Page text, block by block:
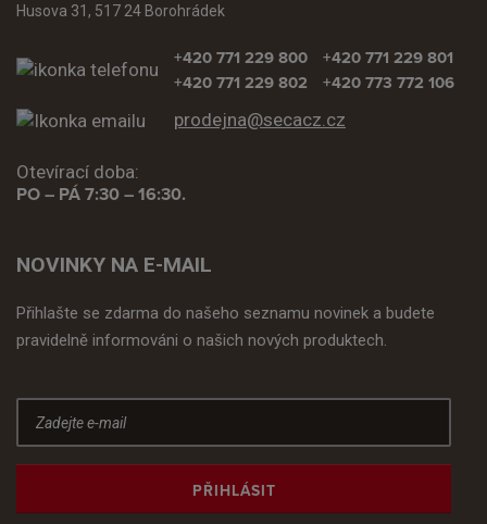
Husova 31, 517 24 Borohrádek
+420 771 229 800
+420 771 229 802
+420 771 229 801
+420 773 772 106
prodejna@secacz.cz
Otevírací doba:
PO – PÁ 7:30 – 16:30.
NOVINKY NA E-MAIL
Přihlašte se zdarma do našeho seznamu novinek a budete
pravidelně informováni o našich nových produktech.
PŘIHLÁSIT